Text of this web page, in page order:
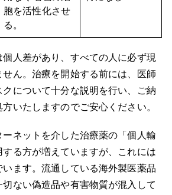
胞を活性化させ
る。
人差があり、すべての人に必ず現
ん。治療を開始する前には、医師
について十分な説明を行い、ご納
いたしますのでご安心ください。
ーネットを介した治療薬の「個人輸
する方が増えていますが、これには
ます。流通している海外製医薬品
ない偽造品や有害物質が混入して